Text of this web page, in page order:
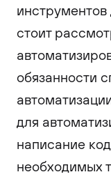
стоит
обязанности
для
написание
необходимых